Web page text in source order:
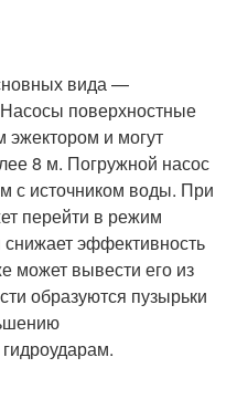
вида —
поверхностные
и могут
8 м. Погружной насос
с источником воды. При
перейти в режим
эффективность
может вывести его из
образуются пузырьки